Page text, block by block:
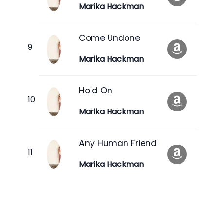
Marika Hackman
Come Undone
Marika Hackman
Hold On
Marika Hackman
Any Human Friend
Marika Hackman